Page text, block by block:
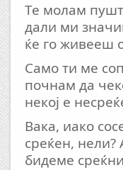
Те молам
дали ми
ќе го живееш
Само ти ме
почнам да
некој е
Вака, иако
среќен,
бидеме